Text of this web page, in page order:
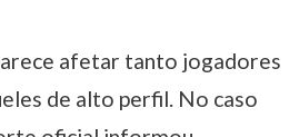
afetar tanto jogadores
de alto perfil. No caso